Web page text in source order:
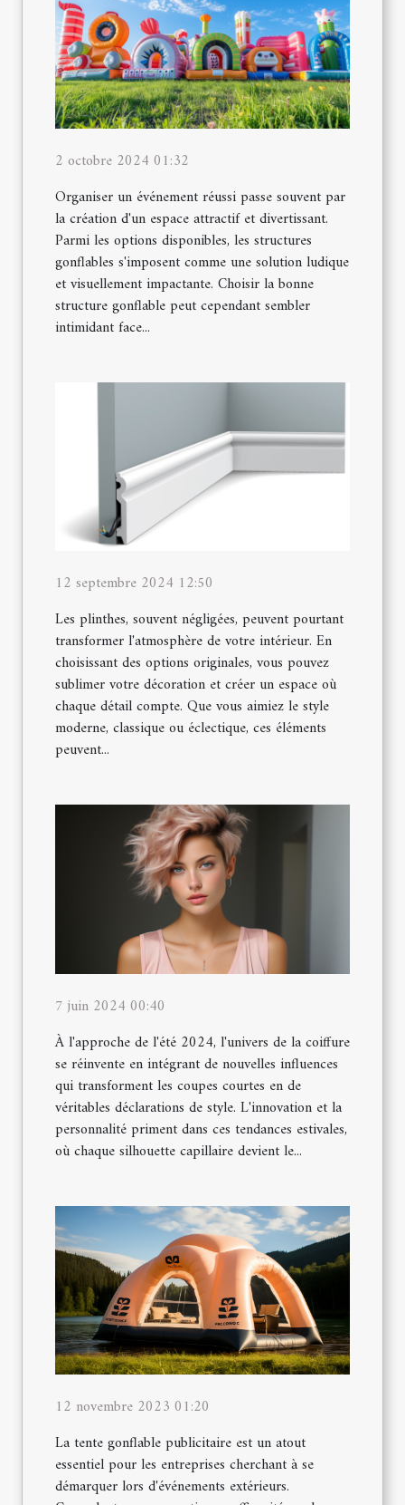
2 octobre 2024 01:32
Organiser un événement réussi passe souvent par
la création d'un espace attractif et divertissant.
Parmi les options disponibles, les structures
gonflables s'imposent comme une solution ludique
et visuellement impactante. Choisir la bonne
structure gonflable peut cependant sembler
intimidant face...
12 septembre 2024 12:50
Les plinthes, souvent négligées, peuvent pourtant
transformer l'atmosphère de votre intérieur. En
choisissant des options originales, vous pouvez
sublimer votre décoration et créer un espace où
chaque détail compte. Que vous aimiez le style
moderne, classique ou éclectique, ces éléments
peuvent...
7 juin 2024 00:40
À l'approche de l'été 2024, l'univers de la coiffure
se réinvente en intégrant de nouvelles influences
qui transforment les coupes courtes en de
véritables déclarations de style. L'innovation et la
personnalité priment dans ces tendances estivales,
où chaque silhouette capillaire devient le...
12 novembre 2023 01:20
La tente gonflable publicitaire est un atout
essentiel pour les entreprises cherchant à se
démarquer lors d'événements extérieurs.